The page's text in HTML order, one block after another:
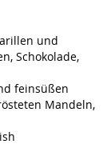
und
Schokolade,
feinsüßen
Mandeln,